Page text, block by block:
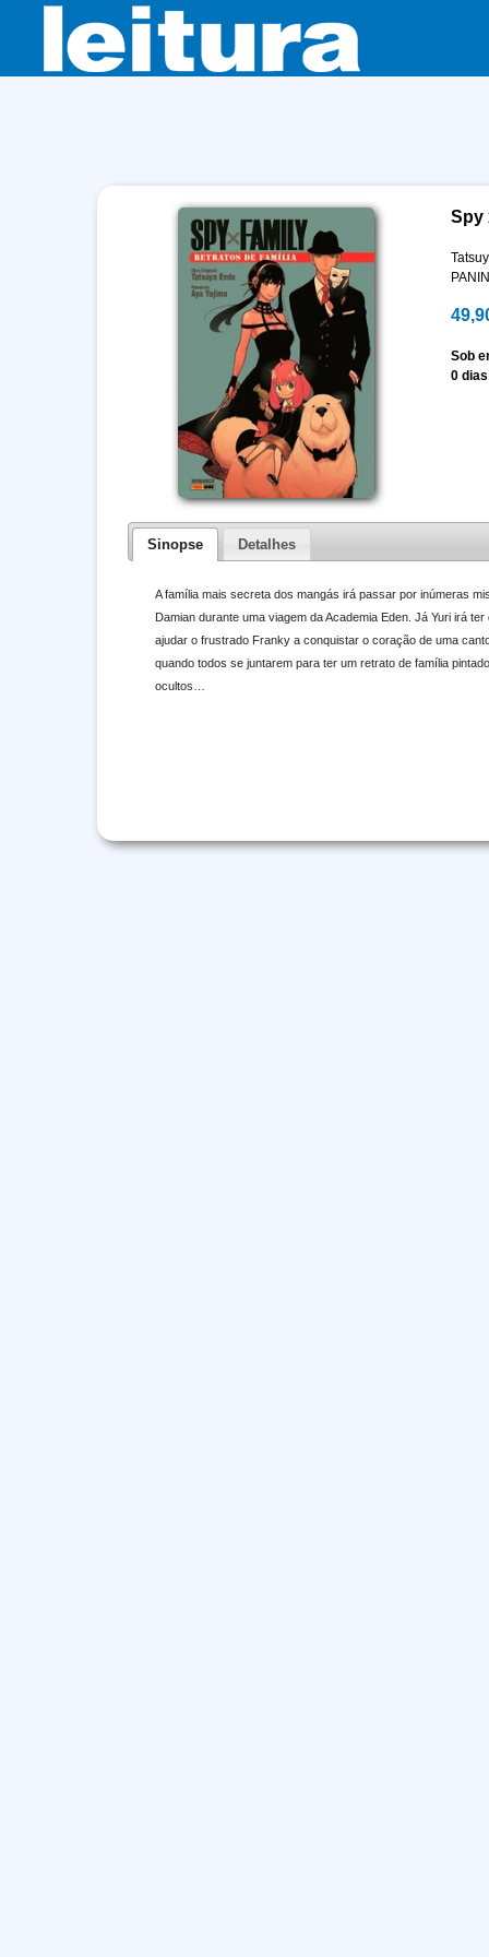
Spy
Sob
0 dias
Sinopse Detalhes
A família mais secreta dos mangás irá passar por inúmeras
Damian durante uma viagem da Academia Eden. Já Yuri irá
ajudar o frustrado Franky a conquistar o coração de uma
quando todos se juntarem para ter um retrato de família
ocultos…